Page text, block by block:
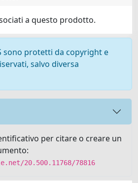
a questo prodotto.
sono protetti da copyright e
salvo diversa
per citare o creare un
20.500.11768/78816